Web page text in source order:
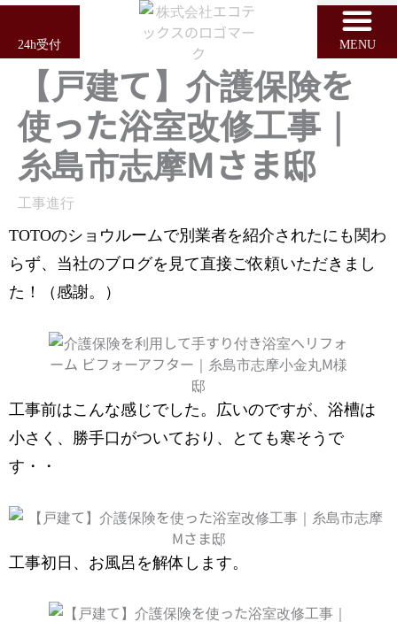
内
24h受付 MENU
【戸建て】介護保険を
使った浴室改修工事｜
糸島市志摩Mさま邸
工事進行
TOTOのショウルームで別業者を紹介されたにも関わ
らず、当社のブログを見て直接ご依頼いただきまし
た！（感謝。）
工事前はこんな感じでした。広いのですが、浴槽は
小さく、勝手口がついており、とても寒そうで
す・・
工事初日、お風呂を解体します。